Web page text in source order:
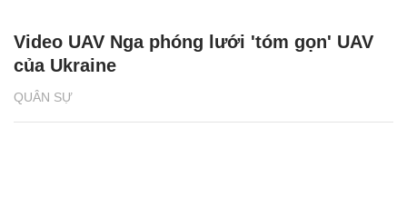
QUÂN SỰ
Video UAV Nga phóng lưới 'tóm gọn' UAV
của Ukraine